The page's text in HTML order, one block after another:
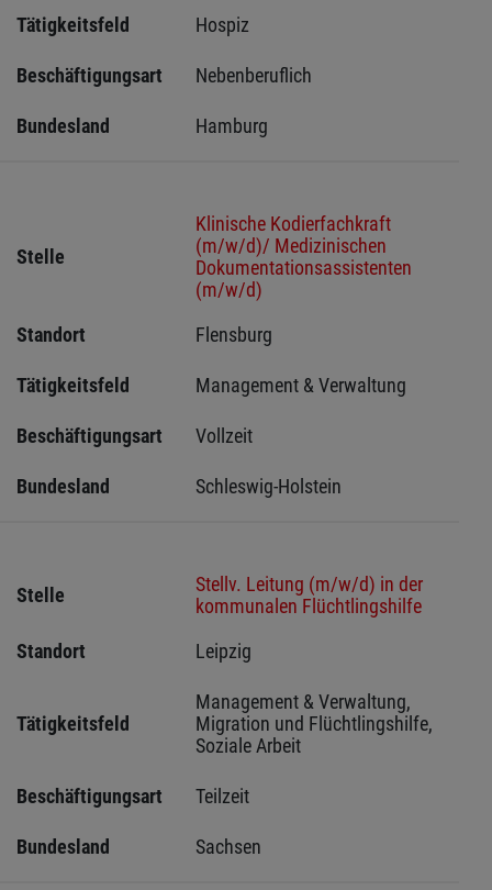
Tätigkeitsfeld Hospiz
Beschäftigungsart Nebenberuflich
Bundesland Hamburg
Stelle
Klinische Kodierfachkraft
(m/w/d)/ Medizinischen
Dokumentationsassistenten
(m/w/d)
Standort
Flensburg
Tätigkeitsfeld Management & Verwaltung
Beschäftigungsart Vollzeit
Bundesland Schleswig-Holstein
Stelle
Stellv. Leitung (m/w/d) in der
kommunalen Flüchtlingshilfe
Standort
Leipzig
Tätigkeitsfeld
Management & Verwaltung,
Migration und Flüchtlingshilfe,
Soziale Arbeit
Beschäftigungsart Teilzeit
Bundesland Sachsen